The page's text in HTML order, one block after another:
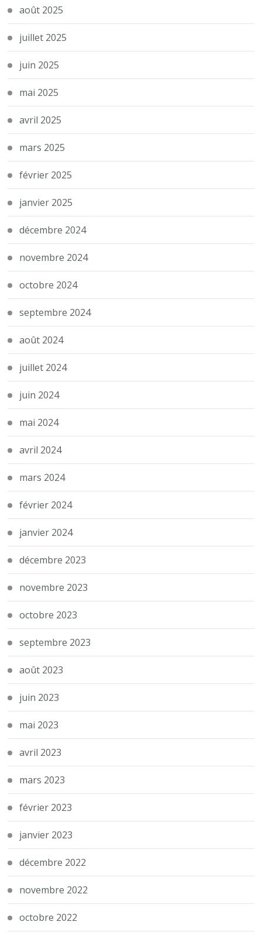
août 2025
juillet 2025
juin 2025
mai 2025
avril 2025
mars 2025
février 2025
janvier 2025
décembre 2024
novembre 2024
octobre 2024
septembre 2024
août 2024
juillet 2024
juin 2024
mai 2024
avril 2024
mars 2024
février 2024
janvier 2024
décembre 2023
novembre 2023
octobre 2023
septembre 2023
août 2023
juin 2023
mai 2023
avril 2023
mars 2023
février 2023
janvier 2023
décembre 2022
novembre 2022
octobre 2022